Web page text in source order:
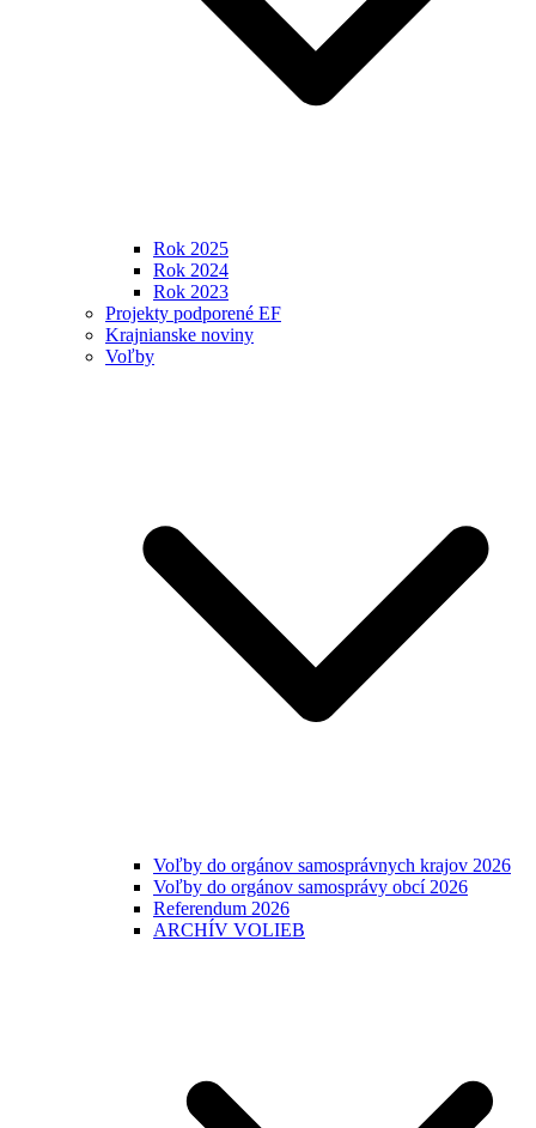
Rok 2025
Rok 2024
Rok 2023
Projekty podporené EF
Krajnianske noviny
Voľby
Voľby do orgánov samosprávnych krajov 2026
Voľby do orgánov samosprávy obcí 2026
Referendum 2026
ARCHÍV VOLIEB